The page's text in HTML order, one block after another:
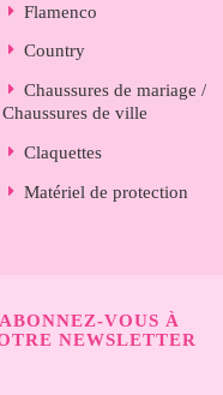
Flamenco
Country
Chaussures de mariage /
Chaussures de ville
Claquettes
Matériel de protection
ABONNEZ-VOUS À
NEWSLETTER